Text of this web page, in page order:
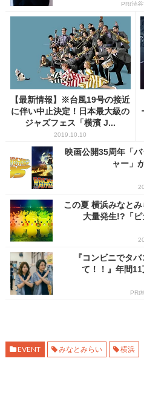
PR(渋
【最新情報】※台風19号の接近
に伴い中止決定！日本最大級の
ジャズフェス「横濱 J...
2019.10.10
映画公開35周年「
ャー」
この夏 横浜みなと
大量発生!?「
『コンビニでタ
て！！』年間
PR(
EVENT みなとみらい 横浜